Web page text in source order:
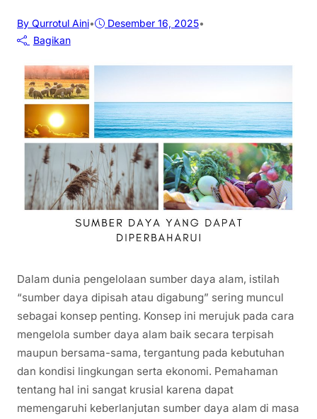
By Qurrotul Aini• Desember 16, 2025•
Bagikan
Dalam dunia pengelolaan sumber daya alam, istilah
“sumber daya dipisah atau digabung” sering muncul
sebagai konsep penting. Konsep ini merujuk pada cara
mengelola sumber daya alam baik secara terpisah
maupun bersama-sama, tergantung pada kebutuhan
dan kondisi lingkungan serta ekonomi. Pemahaman
tentang hal ini sangat krusial karena dapat
memengaruhi keberlanjutan sumber daya alam di masa